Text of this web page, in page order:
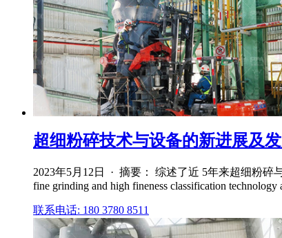
超细粉碎技术与设备的新进展及
2023年5月12日 · 摘要： 综述了近 5年来超细粉碎
fine grinding and high fineness classification technology
联系电话: 180 3780 8511